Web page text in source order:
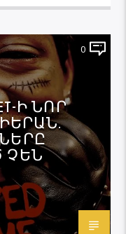
0
Ի ՆՈՐ
ՉԵՆ